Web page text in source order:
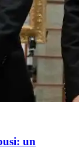
un